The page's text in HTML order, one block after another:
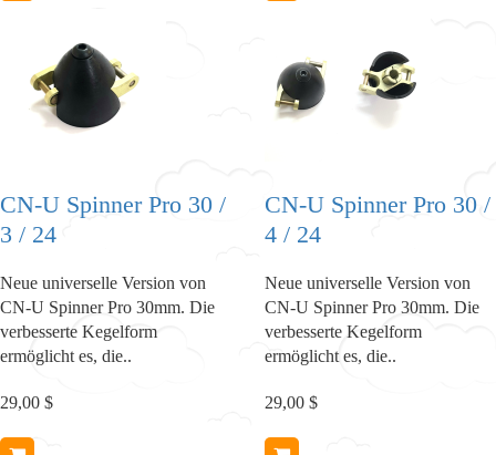
CN-U Spinner Pro 30 /
3 / 24
Neue universelle Version von
CN-U Spinner Pro 30mm. Die
verbesserte Kegelform
ermöglicht es, die..
29,00 $
CN-U Spinner Pro 30 /
4 / 24
Neue universelle Version von
CN-U Spinner Pro 30mm. Die
verbesserte Kegelform
ermöglicht es, die..
29,00 $